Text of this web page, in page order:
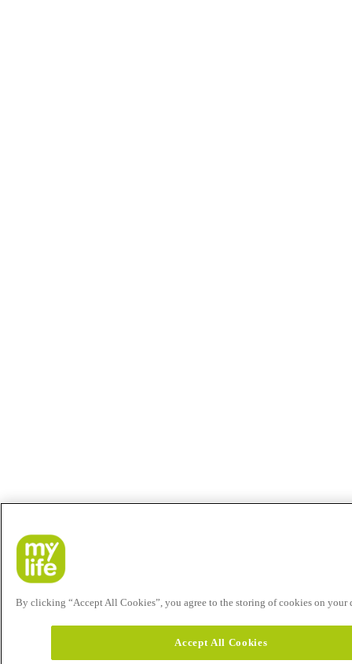
By clicking “Accept All Cookies”, you agree to the storing of cookies on your
Accept All Cookies